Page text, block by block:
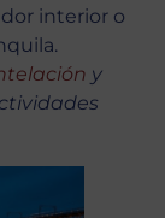
interior o
y